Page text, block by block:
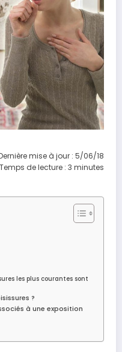
mise à jour : 5/06/18
Temps de lecture : 3 minutes
les plus courantes sont
?
à une exposition